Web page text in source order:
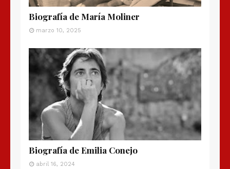
Biografía de María Moliner
marzo 10, 2025
Biografía de Emilia Conejo
abril 16, 2024